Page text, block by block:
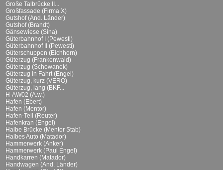
Große Talbrücke II...
Großfassade (Firma X)
Gutshof (And. Länder)
Gutshof (Brandt)
Gänsewiese (Sina)
Güterbahnhof I (Pewesti)
Güterbahnhof II (Pewesti)
Güterschuppen (Eichhorn)
Güterzug (Frankenwald)
Güterzug (Schowanek)
Güterzug in Fahrt (Engel)
Güterzug, kurz (VERO)
Güterzug, lang (BKF...
H-AW02 (A.w.)
Hafen (Ebert)
Hafen (Mentor)
Hafen-Teil (Reuter)
Hafenkran (Engel)
Halbe Brücke (Mentor Stab)
Halbes Auto (Matador)
Hammerwerk (Anker)
Hammerwerk (Paul Engel)
Handkarren (Matador)
Handwagen (And. Länder)